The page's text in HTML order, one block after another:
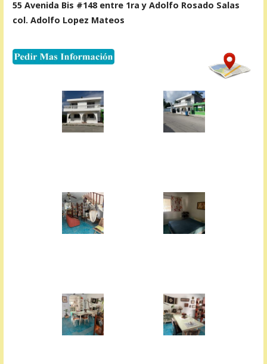
55 Avenida Bis #148 entre 1ra y Adolfo Rosado Salas
col. Adolfo Lopez Mateos